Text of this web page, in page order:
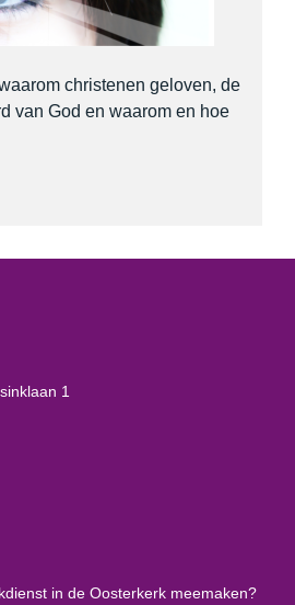
christenen geloven, de
van God en waarom en hoe
1
in de Oosterkerk meemaken?